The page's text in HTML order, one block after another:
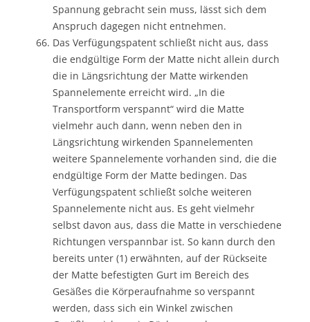
Spannung gebracht sein muss, lässt sich dem
Anspruch dagegen nicht entnehmen.
Das Verfügungspatent schließt nicht aus, dass
die endgültige Form der Matte nicht allein durch
die in Längsrichtung der Matte wirkenden
Spannelemente erreicht wird. „In die
Transportform verspannt“ wird die Matte
vielmehr auch dann, wenn neben den in
Längsrichtung wirkenden Spannelementen
weitere Spannelemente vorhanden sind, die die
endgültige Form der Matte bedingen. Das
Verfügungspatent schließt solche weiteren
Spannelemente nicht aus. Es geht vielmehr
selbst davon aus, dass die Matte in verschiedene
Richtungen verspannbar ist. So kann durch den
bereits unter (1) erwähnten, auf der Rückseite
der Matte befestigten Gurt im Bereich des
Gesäßes die Körperaufnahme so verspannt
werden, dass sich ein Winkel zwischen